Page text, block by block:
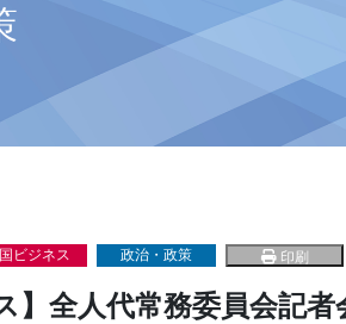
ビジネス 政治・政策 印刷
】全人代常務委員会記者